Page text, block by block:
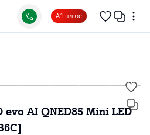
А1 плюс
evo AI QNED85 Mini LED